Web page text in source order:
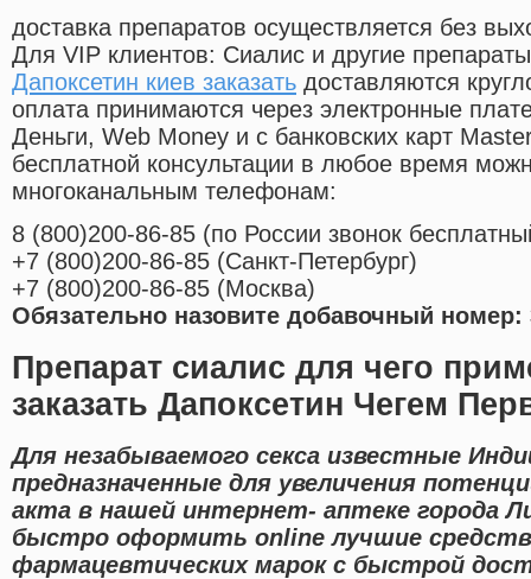
доставка препаратов осуществляется без
Для VIP клиентов: Сиалис и другие
Дапоксетин киев заказать доставляются
оплата принимаются через электронные
Деньги, Web Money и с банковских карт
бесплатной консультации в любое время
многоканальным телефонам:
8 (800)200-86-85 (по России звонок
+7 (800)200-86-85 (Санкт-Петербург)
+7 (800)200-86-85 (Москва)
Обязательно назовите добавочный номер:
Препарат сиалис для чего
заказать Дапоксетин Чегем
Для незабываемого секса известные
предназначенные для увеличения
акта в нашей интернет- аптеке города
быстро оформить online лучшие
фармацевтических марок с быстрой